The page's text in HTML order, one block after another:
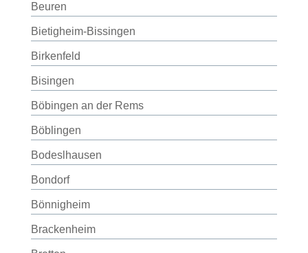
Beuren
Bietigheim-Bissingen
Birkenfeld
Bisingen
Böbingen an der Rems
Böblingen
Bodeslhausen
Bondorf
Bönnigheim
Brackenheim